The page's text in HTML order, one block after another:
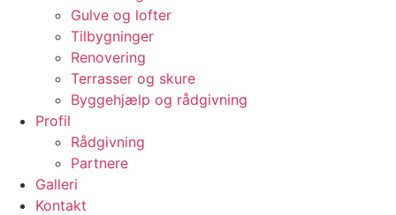
Gulve og lofter
Tilbygninger
Renovering
Terrasser og skure
Byggehjælp og rådgivning
Profil
Rådgivning
Partnere
Galleri
Kontakt